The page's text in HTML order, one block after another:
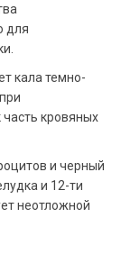
для
кала темно-
часть кровяных
и черный
и 12-ти
неотложной